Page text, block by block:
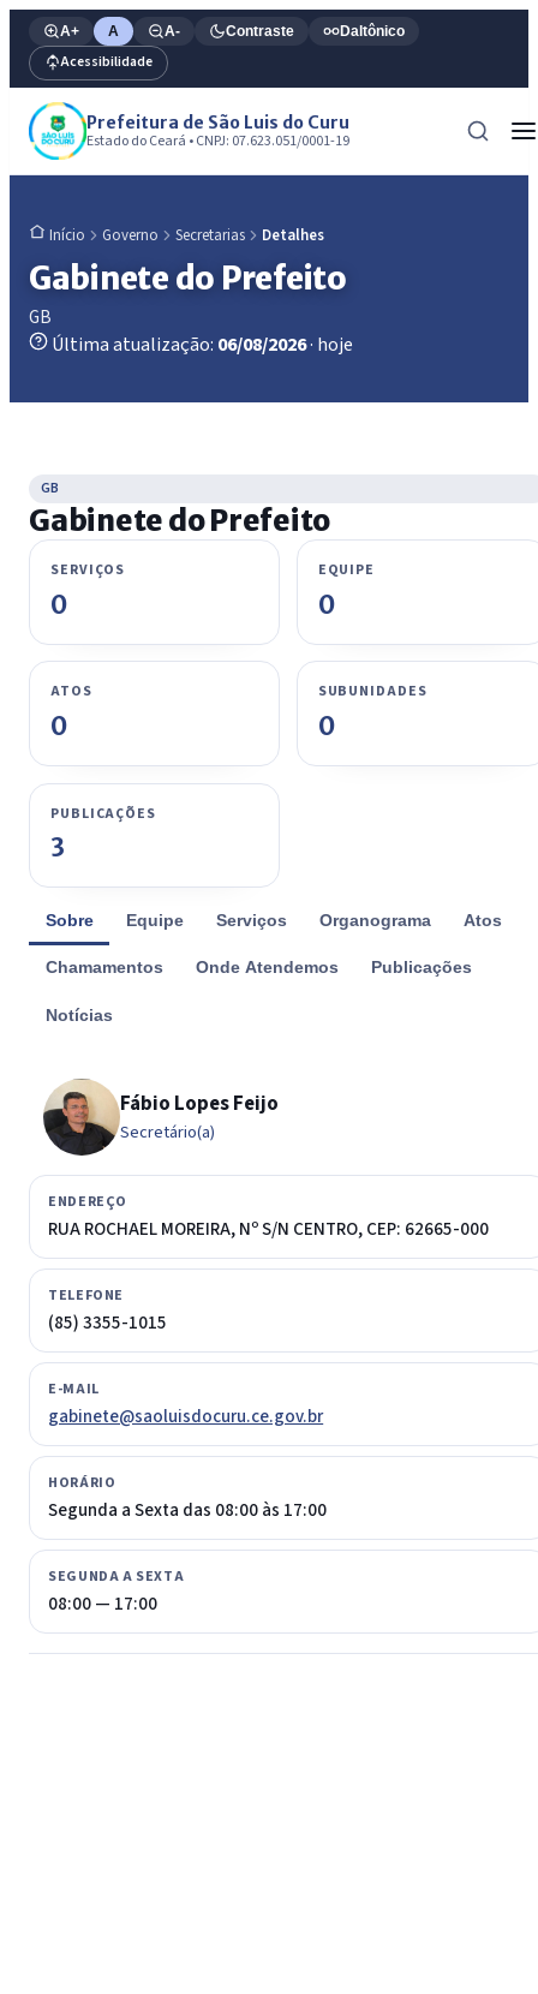
A+ A A- Contraste Daltônico
Acessibilidade
Prefeitura de São Luis do Curu
Estado do Ceará • CNPJ: 07.623.051/0001-19
Início Governo Secretarias Detalhes
Gabinete do Prefeito
GB
Última atualização: 06/08/2026· hoje
GB
Gabinete do Prefeito
SERVIÇOS
0
EQUIPE
0
ATOS
0
SUBUNIDADES
0
PUBLICAÇÕES
3
Sobre Equipe Serviços Organograma Atos
Chamamentos Onde Atendemos Publicações
Notícias
Fábio Lopes Feijo
Secretário(a)
ENDEREÇO
RUA ROCHAEL MOREIRA, Nº S/N CENTRO, CEP: 62665-000
TELEFONE
(85) 3355-1015
E-MAIL
gabinete@saoluisdocuru.ce.gov.br
HORÁRIO
Segunda a Sexta das 08:00 às 17:00
SEGUNDA A SEXTA
08:00 — 17:00